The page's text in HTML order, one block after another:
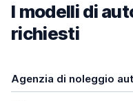
I modelli di
richiesti
Agenzia di noleggio